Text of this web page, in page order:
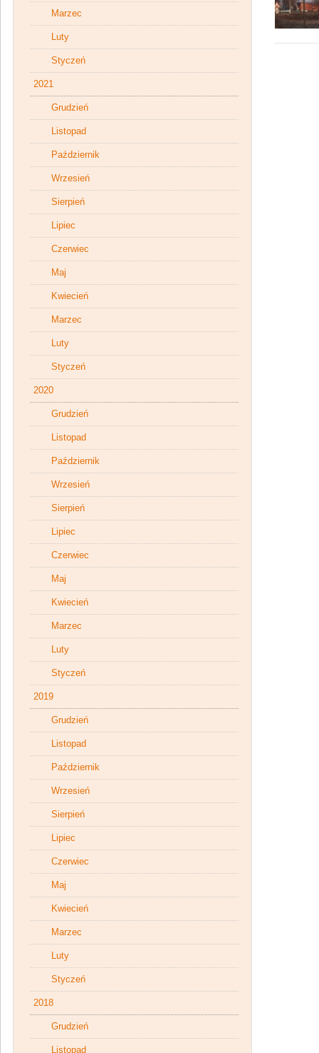
Marzec
Luty
Styczeń
2021
Grudzień
Listopad
Październik
Wrzesień
Sierpień
Lipiec
Czerwiec
Maj
Kwiecień
Marzec
Luty
Styczeń
2020
Grudzień
Listopad
Październik
Wrzesień
Sierpień
Lipiec
Czerwiec
Maj
Kwiecień
Marzec
Luty
Styczeń
2019
Grudzień
Listopad
Październik
Wrzesień
Sierpień
Lipiec
Czerwiec
Maj
Kwiecień
Marzec
Luty
Styczeń
2018
Grudzień
Listopad